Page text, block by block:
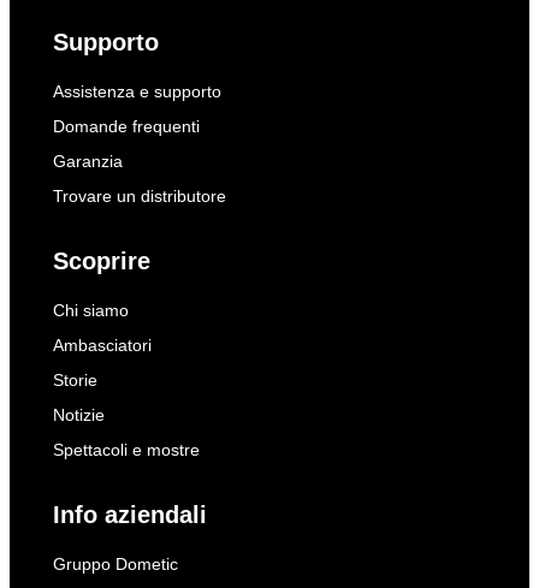
Supporto
Assistenza e supporto
Domande frequenti
Garanzia
Trovare un distributore
Scoprire
Chi siamo
Ambasciatori
Storie
Notizie
Spettacoli e mostre
Info aziendali
Gruppo Dometic